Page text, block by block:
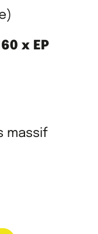
x EP
massif